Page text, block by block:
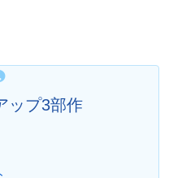
ップ3部作